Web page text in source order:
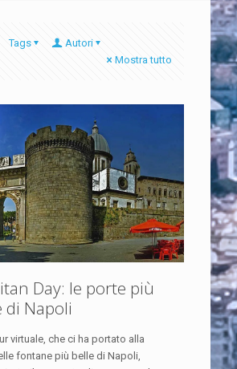
Tags
Autori
Mostra tutto
Day: le porte più
di Napoli
virtuale, che ci ha portato alla
fontane più belle di Napoli,